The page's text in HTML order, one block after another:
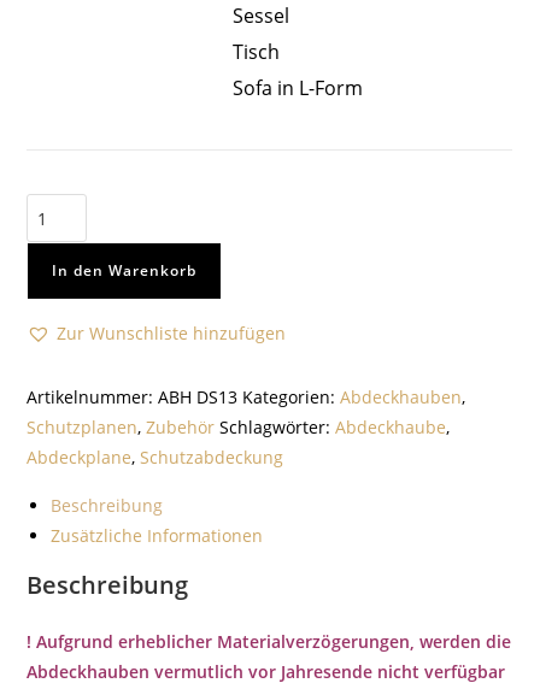
Sessel
Tisch
Sofa in L-Form
In den Warenkorb
Zur Wunschliste hinzufügen
Artikelnummer:ABH DS13 Kategorien:Abdeckhauben,
Schutzplanen,Zubehör Schlagwörter:Abdeckhaube,
Abdeckplane,Schutzabdeckung
Beschreibung
Zusätzliche Informationen
Beschreibung
! Aufgrund erheblicher Materialverzögerungen, werden die
Abdeckhauben vermutlich vor Jahresende nicht verfügbar